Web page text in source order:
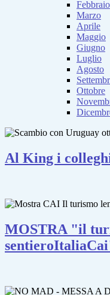
Febbraio
Marzo
Aprile
Maggio
Giugno
Luglio
Agosto
Ottobre
Al King i
MOSTRA "il